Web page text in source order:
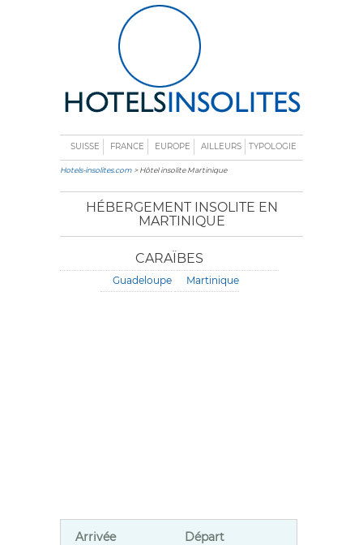
SUISSE FRANCE EUROPE AILLEURS TYPOLOGIE
Hotels-insolites.com > Hôtel insolite Martinique
HÉBERGEMENT INSOLITE EN
MARTINIQUE
CARAÏBES
Guadeloupe Martinique
Arrivée Départ